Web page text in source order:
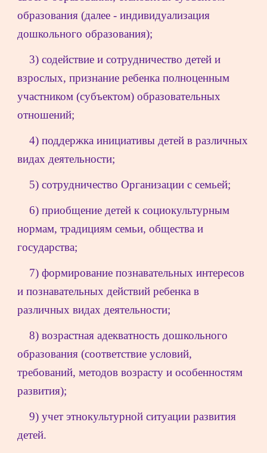
образования (далее - индивидуализация
дошкольного образования);
3) содействие и сотрудничество детей и
взрослых, признание ребенка полноценным
участником (субъектом) образовательных
отношений;
4) поддержка инициативы детей в различных
видах деятельности;
5) сотрудничество Организации с семьей;
6) приобщение детей к социокультурным
нормам, традициям семьи, общества и
государства;
7) формирование познавательных интересов
и познавательных действий ребенка в
различных видах деятельности;
8) возрастная адекватность дошкольного
образования (соответствие условий,
требований, методов возрасту и особенностям
развития);
9) учет этнокультурной ситуации развития
детей.